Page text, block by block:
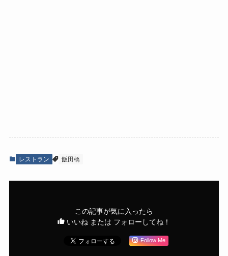
レストラン 飯田橋
この記事が気に入ったら
いいね または フォローしてね！
Follow Me